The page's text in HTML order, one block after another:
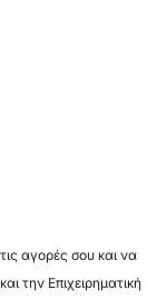
αγορές σου και να
την Επιχειρηματική